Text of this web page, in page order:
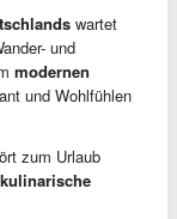
wartet
und
modernen
und Wohlfühlen
zum Urlaub
kulinarische